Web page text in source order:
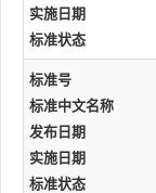
实施日期
标准状态
标准号
标准中文名称
发布日期
实施日期
标准状态